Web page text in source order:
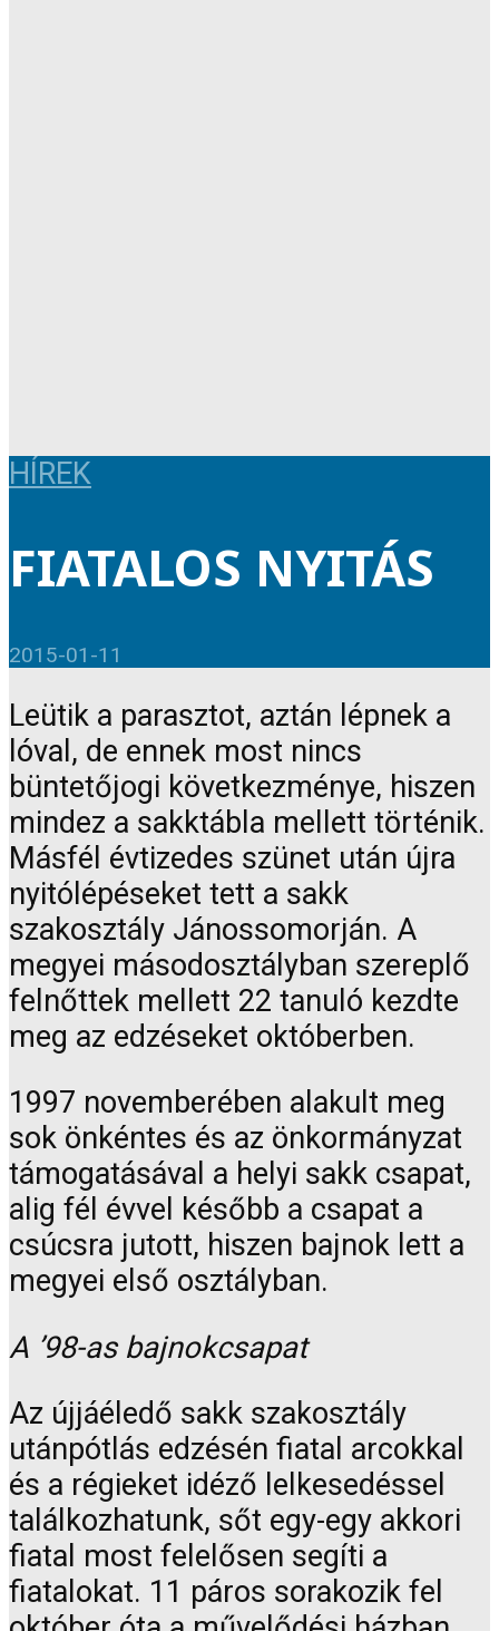
HÍREK
FIATALOS NYITÁS
2015-01-11
Leütik a parasztot, aztán lépnek a
lóval, de ennek most nincs
büntetőjogi következménye, hiszen
mindez a sakktábla mellett történik.
Másfél évtizedes szünet után újra
nyitólépéseket tett a sakk
szakosztály Jánossomorján. A
megyei másodosztályban szereplő
felnőttek mellett 22 tanuló kezdte
meg az edzéseket októberben.
1997 novemberében alakult meg
sok önkéntes és az önkormányzat
támogatásával a helyi sakk csapat,
alig fél évvel később a csapat a
csúcsra jutott, hiszen bajnok lett a
megyei első osztályban.
A ’98-as bajnokcsapat
Az újjáéledő sakk szakosztály
utánpótlás edzésén fiatal arcokkal
és a régieket idéző lelkesedéssel
találkozhatunk, sőt egy-egy akkori
fiatal most felelősen segíti a
fiatalokat. 11 páros sorakozik fel